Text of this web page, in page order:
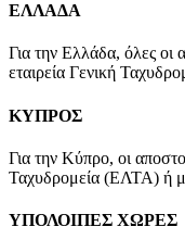
ΕΛΛΑΔΑ
Για την Ελλάδα, όλες οι
εταιρεία Γενική
ΚΥΠΡΟΣ
Για την Κύπρο, οι
Ταχυδρομεία (ΕΛΤΑ) ή
ΥΠΟΛΟΙΠΕΣ ΧΩΡΕΣ